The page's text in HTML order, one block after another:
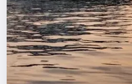
Рейтинги